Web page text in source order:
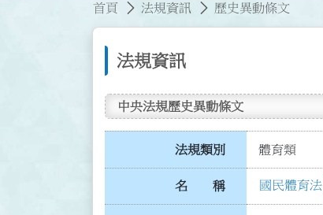
首頁 法規資訊 歷史異動條文
法規資訊
中央法規歷史異動條文
法規類別 體育類
名 稱 國民體育法